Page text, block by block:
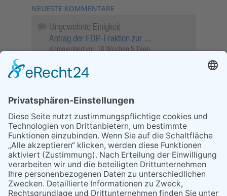
NEUESTE KOMMENTARE
Ungewohnte Einigkeit
Antrag der FDP-Fraktion zur …
Kommentiert vor: 10 Wochen 5 Tage
Objekt …
Kommentiert vor: 25 Wochen 6 Tage
Sperrung für Wassersportler schlägt hohe
Wellen
Sperrung der Stillgewässer
Kommentiert vor:1 Jahr 50 Wochen
Literarischer Rückblick
Alte Schule
Kommentiert vor:3 Jahre 18 Wochen
Abschaltung der Straßenbeleuchtung